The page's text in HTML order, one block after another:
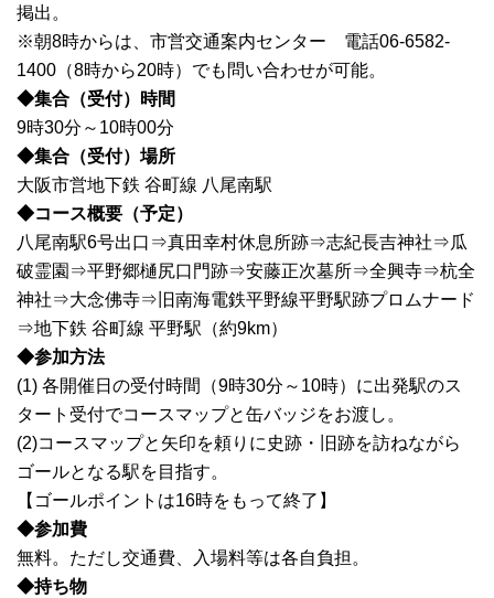
掲出。
※朝8時からは、市営交通案内センター 電話06-6582-
1400（8時から20時）でも問い合わせが可能。
◆集合（受付）時間
9時30分～10時00分
◆集合（受付）場所
大阪市営地下鉄 谷町線 八尾南駅
◆コース概要（予定）
八尾南駅6号出口⇒真田幸村休息所跡⇒志紀長吉神社⇒瓜
破霊園⇒平野郷樋尻口門跡⇒安藤正次墓所⇒全興寺⇒杭全
神社⇒大念佛寺⇒旧南海電鉄平野線平野駅跡プロムナード
⇒地下鉄 谷町線 平野駅（約9km）
◆参加方法
(1) 各開催日の受付時間（9時30分～10時）に出発駅のス
タート受付でコースマップと缶バッジをお渡し。
(2)コースマップと矢印を頼りに史跡・旧跡を訪ねながら
ゴールとなる駅を目指す。
【ゴールポイントは16時をもって終了】
◆参加費
無料。ただし交通費、入場料等は各自負担。
◆持ち物